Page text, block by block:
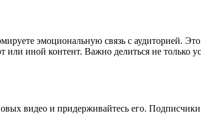
эмоциональную связь с аудиторией.
или иной контент. Важно делиться не только
видео и придерживайтесь его.